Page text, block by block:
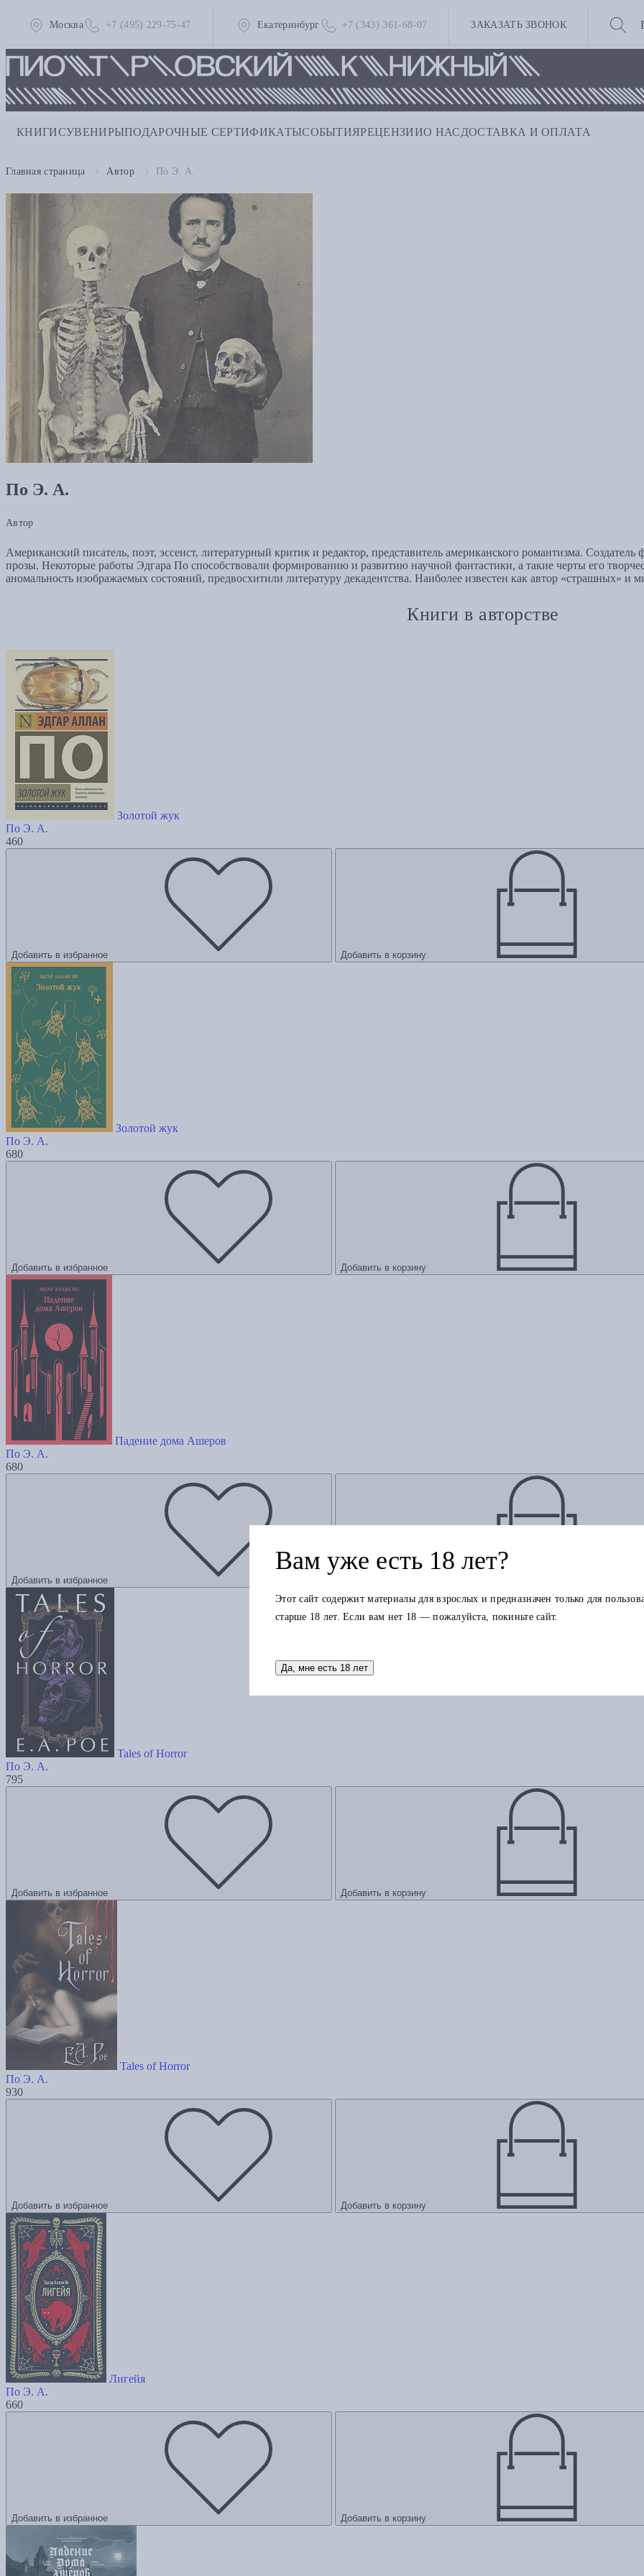
Москва +7 (495) 229-75-47 Екатеринбург +7 (343) 361-68-07 ЗАКАЗАТЬ ЗВОНОК
КНИГИСУВЕНИРЫПОДАРОЧНЫЕ СЕРТИФИКАТЫСОБЫТИЯРЕЦЕНЗИИО НАС ДОСТАВКА И ОПЛАТА
Главная страница Автор По Э. А.
По Э. А.
Автор
Американский писатель, поэт, эссеист, литературный критик и редактор, представитель американского романтизма.
прозы. Некоторые работы Эдгара По способствовали формированию и развитию научной фантастики, а такие черты его
аномальность изображаемых состояний, предвосхитили литературу декадентства. Наиболее известен как автор «страшных» и
Книги в авторстве
Золотой жук
По Э. А.
460
Добавить в избранное Добавить в корзину
Золотой жук
По Э. А.
680
Добавить в избранное Добавить в корзину
Падение дома Ашеров
По Э. А.
680
Добавить в избранное
Tales of Horror
По Э. А.
795
Добавить в избранное Добавить в корзину
Tales of Horror
По Э. А.
930
Добавить в избранное Добавить в корзину
Лигейя
По Э. А.
660
Добавить в избранное Добавить в корзину
Вам уже есть 18 лет?
Этот сайт содержит материалы для взрослых и предназначен только для
старше 18 лет. Если вам нет 18 — пожалуйста, покиньте сайт.
Да, мне есть 18 лет